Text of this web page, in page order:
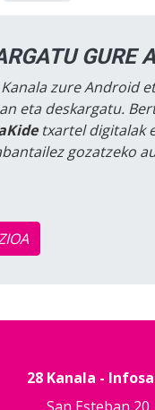
GURE
zure Android
eta deskargatu.
txartel digitalak
gozatzeko
28 Kanala -